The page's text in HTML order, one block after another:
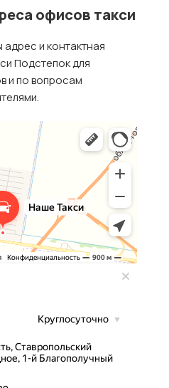
офисов такси
и контактная
Подстепок для
и по вопросам